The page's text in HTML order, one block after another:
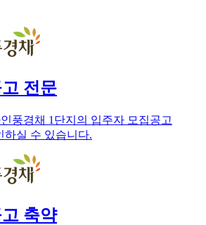
전문
풍경채 1단지의 입주자 모집공고
하실 수 있습니다.
축약